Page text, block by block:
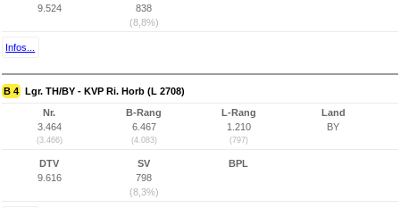
9.524
838
(8,8%)
Infos...
B 4 Lgr. TH/BY - KVP Ri. Horb (L 2708)
Nr.
3.464
(3.466)
B-Rang
6.467
(4.083)
L-Rang
1.210
(797)
Land
BY
DTV
9.616
SV
798
(8,3%)
BPL